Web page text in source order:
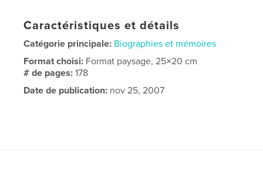
Caractéristiques et détails
Catégorie principale: Biographies et mémoires
Format choisi: Format paysage, 25×20 cm
# de pages:178
Date de publication: nov 25, 2007